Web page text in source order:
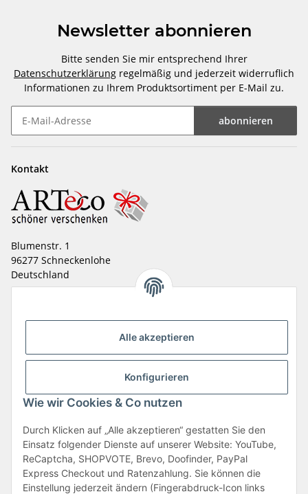
Alle akzeptieren
Konfigurieren
Wie wir Cookies & Co nutzen
Durch Klicken auf „Alle akzeptieren“ gestatten Sie den
Einsatz folgender Dienste auf unserer Website: YouTube,
ReCaptcha, SHOPVOTE, Brevo, Doofinder, PayPal
Express Checkout und Ratenzahlung. Sie können die
Einstellung jederzeit ändern (Fingerabdruck-Icon links
Newsletter abonnieren
Bitte senden Sie mir entsprechend Ihrer
Datenschutzerklärung regelmäßig und jederzeit widerruflich
Informationen zu Ihrem Produktsortiment per E-Mail zu.
abonnieren
Kontakt
Blumenstr. 1
96277 Schneckenlohe
Deutschland
Zahlungsarten